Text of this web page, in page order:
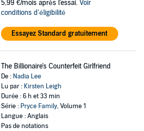
5,99 €/mois après l'essai. Voir
conditions d'éligibilité
Essayez Standard gratuitement
The Billionaire's Counterfeit Girlfriend
De : Nadia Lee
Lu par : Kirsten Leigh
Durée : 6 h et 33 min
Série : Pryce Family, Volume 1
Langue : Anglais
Pas de notations